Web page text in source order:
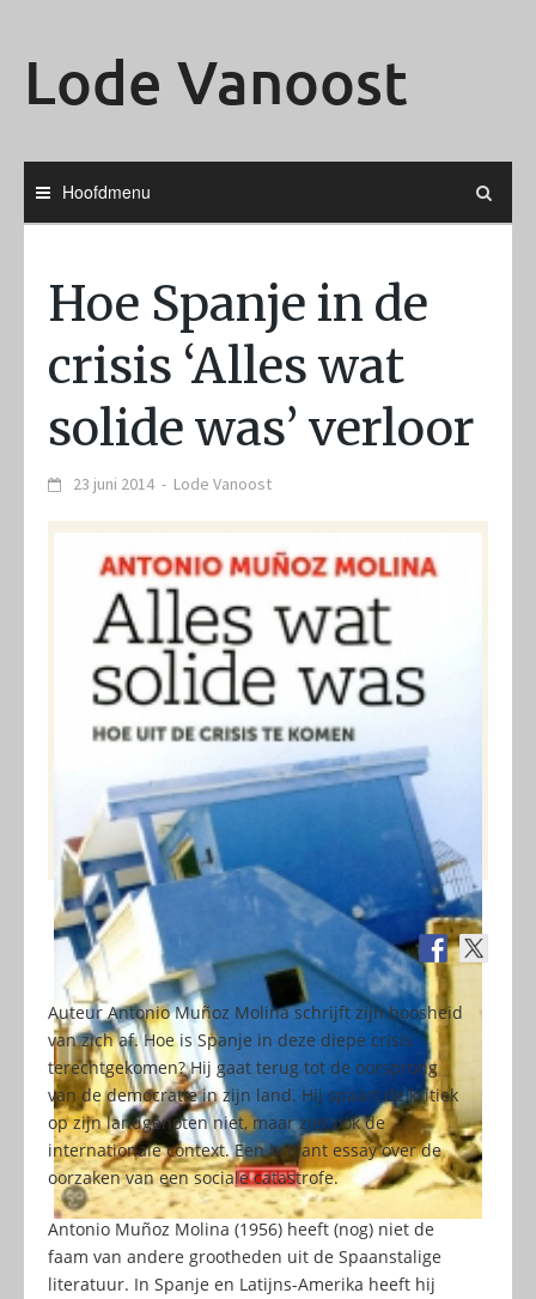
Lode Vanoost
Hoofdmenu
Hoe Spanje in de
crisis ‘Alles wat
solide was’ verloor
23 juni 2014 - Lode Vanoost
Auteur Antonio Muñoz Molina schrijft zijn boosheid
van zich af. Hoe is Spanje in deze diepe crisis
terechtgekomen? Hij gaat terug tot de oorsprong
van de democratie in zijn land. Hij spaart de kritiek
op zijn landgenoten niet, maar ziet ook de
internationale context. Een briljant essay over de
oorzaken van een sociale catastrofe.
Antonio Muñoz Molina (1956) heeft (nog) niet de
faam van andere grootheden uit de Spaanstalige
literatuur. In Spanje en Latijns-Amerika heeft hij